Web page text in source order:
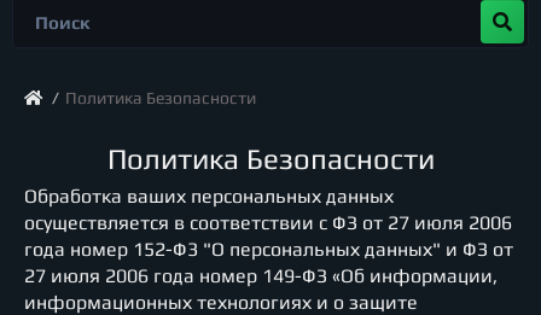
Политика Безопасности
Политика Безопасности
Обработка ваших персональных данных
осуществляется в соответствии с ФЗ от 27 июля 2006
года номер 152-Ф3 "О персональных данных" и ФЗ от
27 июля 2006 года номер 149-ФЗ «Об информации,
информационных технологиях и о защите